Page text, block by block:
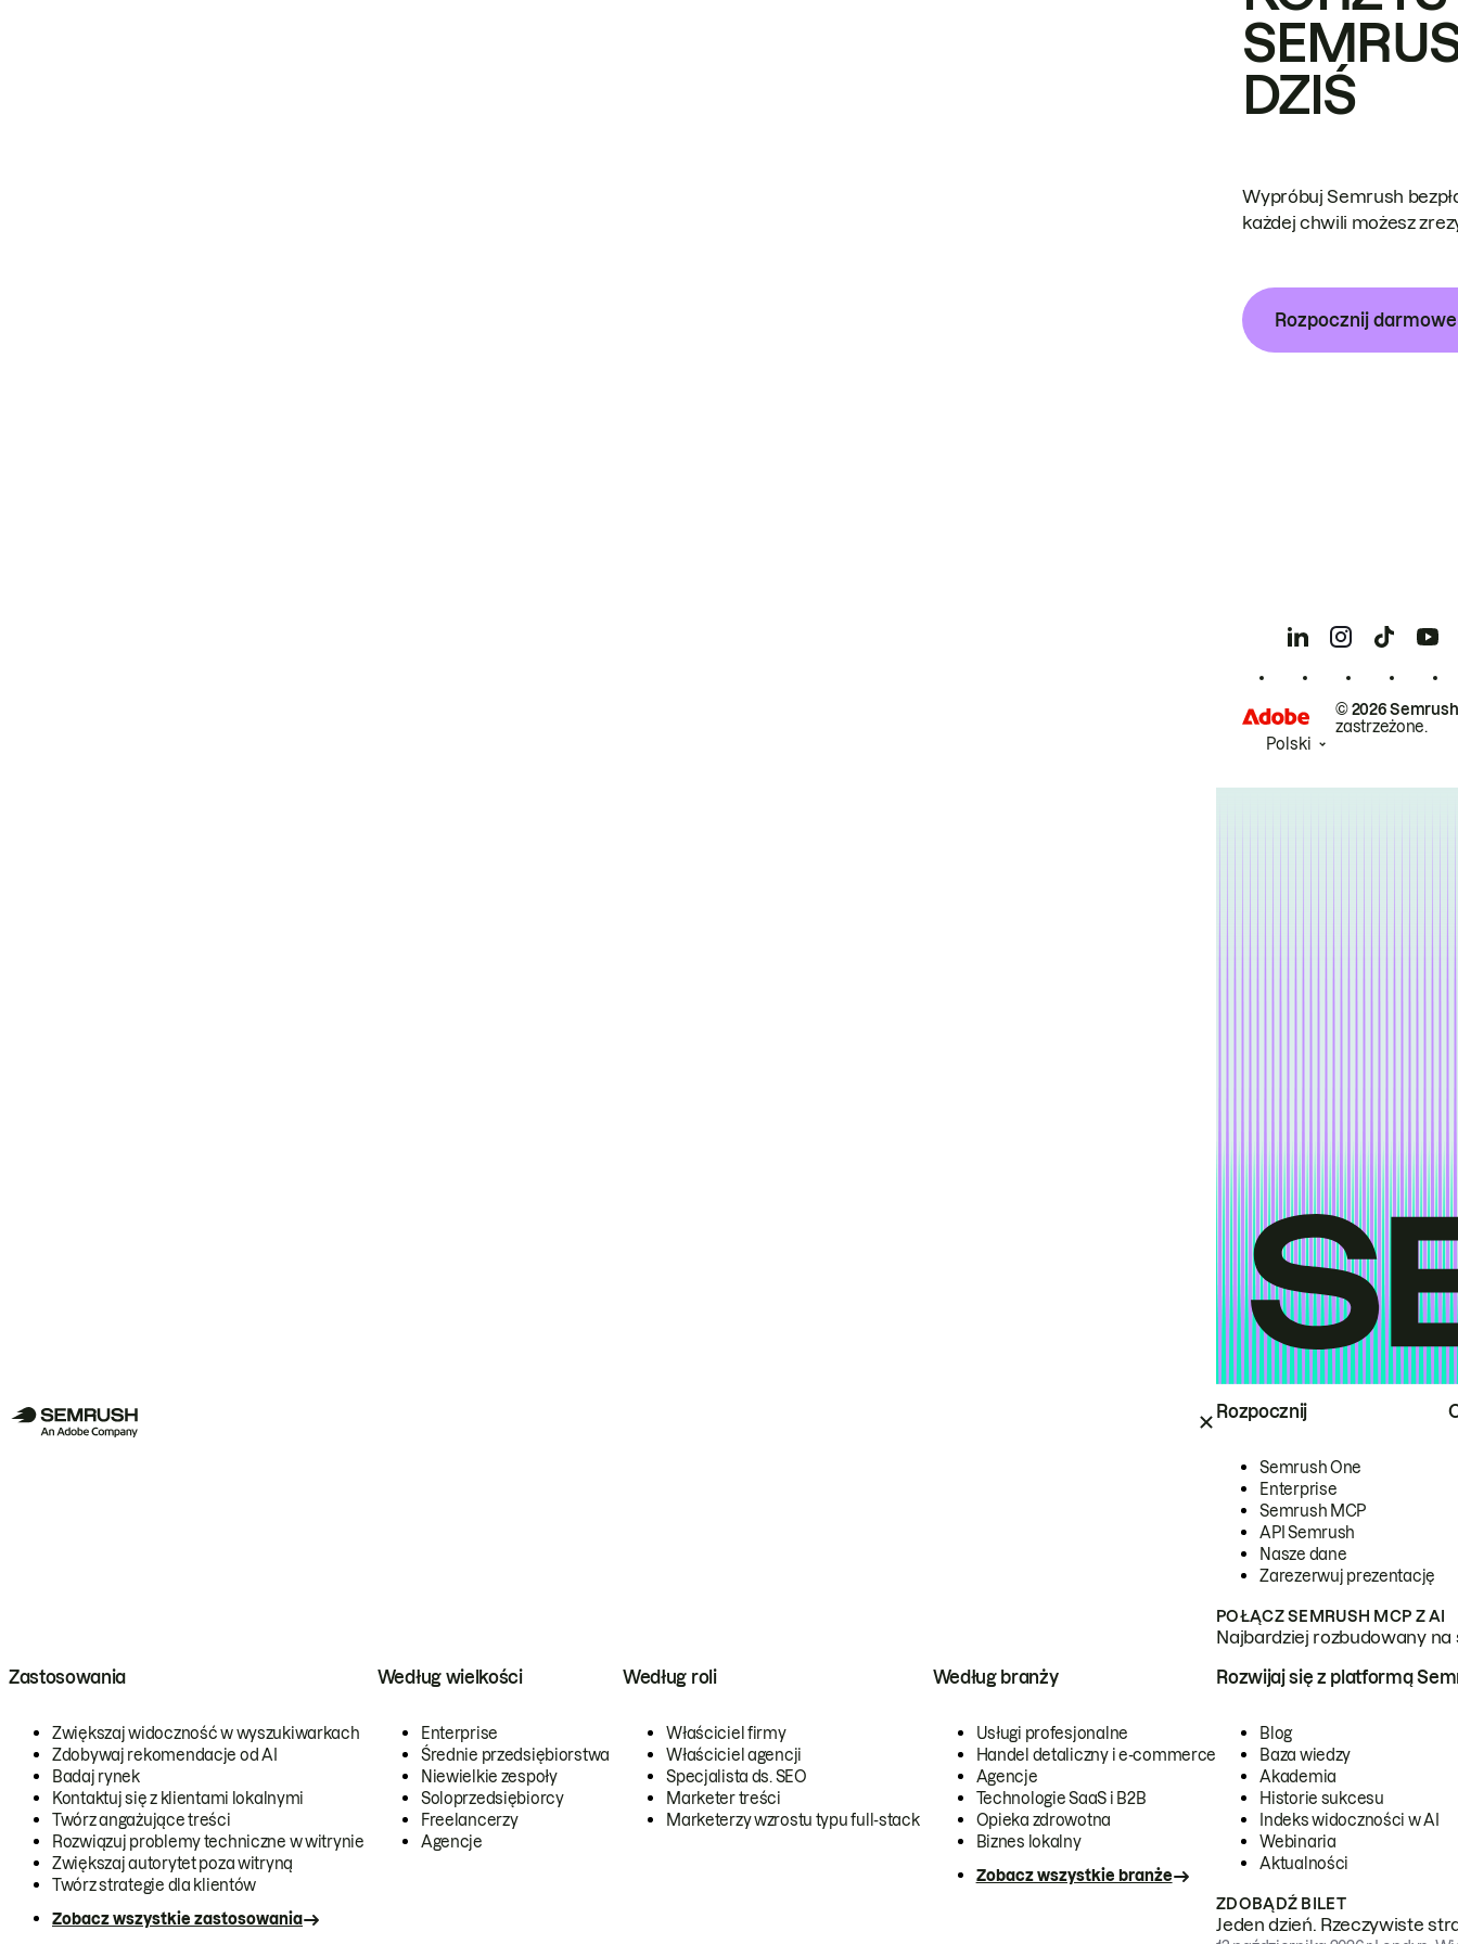
Rozpocznij
Semrush One
Enterprise
Semrush MCP
API Semrush
Nasze dane
Zarezerwuj prezentację
POŁĄCZ SEMRUSH MCP Z AI
Najbardziej rozbudowany
Zastosowania
Zwiększaj widoczność w wyszukiwarkach
Zdobywaj rekomendacje od AI
Badaj rynek
Kontaktuj się z klientami lokalnymi
Twórz angażujące treści
Rozwiązuj problemy techniczne w witrynie
Zwiększaj autorytet poza witryną
Twórz strategie dla klientów
Zobacz wszystkie zastosowania
Według wielkości
Enterprise
Średnie przedsiębiorstwa
Niewielkie zespoły
Soloprzedsiębiorcy
Freelancerzy
Agencje
Według roli
Właściciel firmy
Właściciel agencji
Specjalista ds. SEO
Marketer treści
Marketerzy wzrostu typu full-stack
Według branży
Usługi profesjonalne
Handel detaliczny i e-commerce
Agencje
Technologie SaaS i B2B
Opieka zdrowotna
Biznes lokalny
Zobacz wszystkie branże
Rozwijaj się z platformą
Blog
Baza wiedzy
Akademia
Historie sukcesu
Indeks widoczności w AI
Webinaria
Aktualności
ZDOBĄDŹ BILET
Jeden dzień. Rzeczywiste
DZIŚ
Wypróbuj Semrush
każdej chwili możesz
Rozpocznij
© 2026
zastrzeżone.
Polski